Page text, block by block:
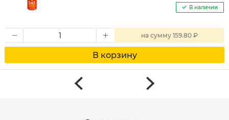
В наличии
на сумму 159.80 ₽
В корзину